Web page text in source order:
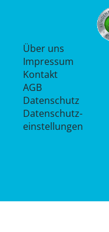
Über uns
Impressum
Kontakt
AGB
Datenschutz
Datenschutz­
einstellungen